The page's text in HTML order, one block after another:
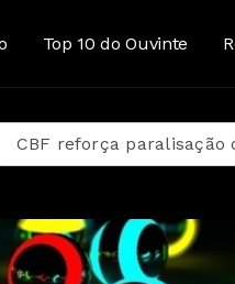
Top 10 do Ouvinte
das